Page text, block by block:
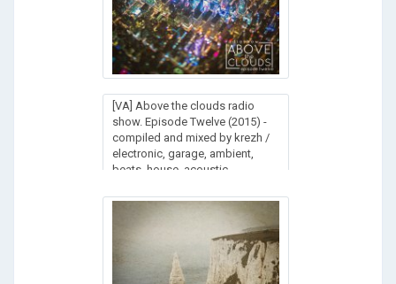
[VA] Above the clouds radio
show. Episode Twelve (2015) -
compiled and mixed by krezh /
electronic, garage, ambient,
beats, house, acoustic